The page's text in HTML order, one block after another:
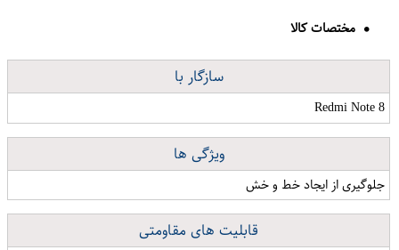
مختصات کالا
سازگار با
Redmi Note 8
ویژگی ها
جلوگیری از ایجاد خط و خش
قابلیت های مقاومتی